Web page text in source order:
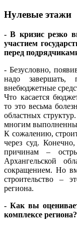
Нулевые этажи
- В кризис резко
участием
перед
- Безусловно,
надо завершать,
внебюджетные
Что касается
то это весьма
областных
многим
К сожалению,
через суд.
причинам –
Архангельской
сокращением. Но
строительство –
региона.
- Как вы
комплексе региона?